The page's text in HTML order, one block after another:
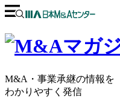
M&A・事業承継の情報を
わかりやすく発信